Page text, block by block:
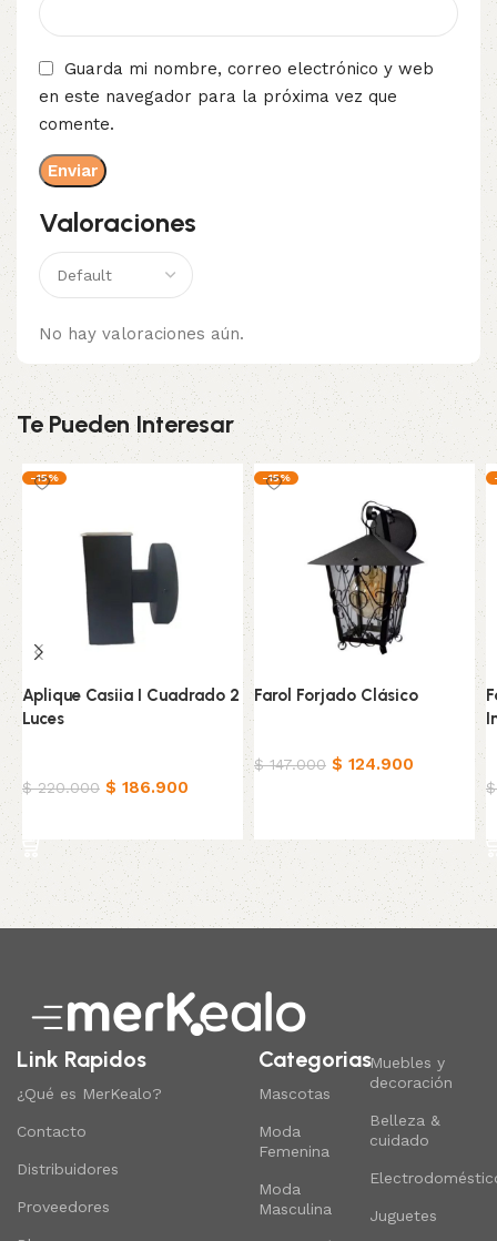
Valoraciones
No hay valoraciones aún.
Guarda mi nombre, correo electrónico y web
en este navegador para la próxima vez que
comente.
Te Pueden Interesar
-15%
Aplique Casiia I Cuadrado 2
Luces
$220.000 $ 186.900
-15%
Farol Forjado Clásico
$147.000 $ 124.900
$
Read More
Link Rapidos
¿Qué es MerKealo?
Contacto
Distribuidores
Proveedores
Categorias
Mascotas
Moda
Femenina
Moda
Masculina
Muebles y
decoración
Belleza &
cuidado
Juguetes